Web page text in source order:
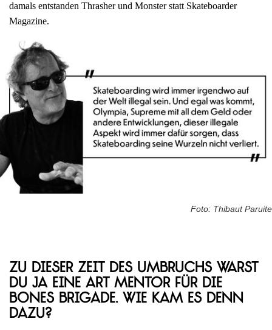
damals entstanden Thrasher und Monster statt Skateboarder
Magazine.
Foto: Thibaut Paruite
Zu dieser Zeit des Umbruchs warst
du ja eine Art Mentor für die
Bones Brigade. Wie kam es denn
dazu?